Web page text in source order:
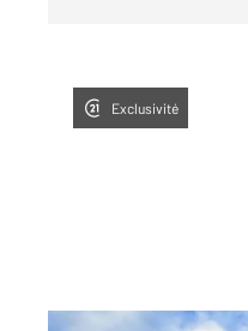
Exclusivité